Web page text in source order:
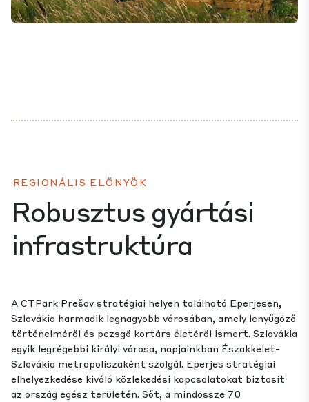
Mute Settings
REGIONÁLIS ELŐNYÖK
Robusztus gyártási
infrastruktúra
A CTPark Prešov stratégiai helyen található Eperjesen,
Szlovákia harmadik legnagyobb városában, amely lenyűgöző
történelméről és pezsgő kortárs életéről ismert. Szlovákia
egyik legrégebbi királyi városa, napjainkban Északkelet-
Szlovákia metropoliszaként szolgál. Eperjes stratégiai
elhelyezkedése kiváló közlekedési kapcsolatokat biztosít
az ország egész területén. Sőt, a mindössze 70